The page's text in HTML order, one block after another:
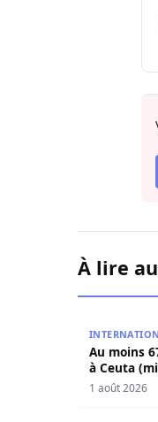
À lire
Au moins
à Ceuta
1 août 2026